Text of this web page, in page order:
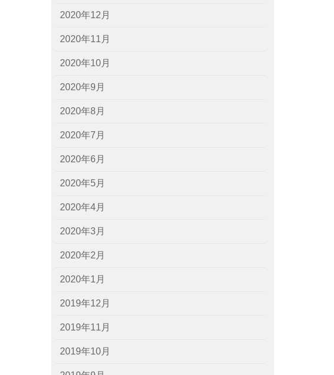
2020年12月
2020年11月
2020年10月
2020年9月
2020年8月
2020年7月
2020年6月
2020年5月
2020年4月
2020年3月
2020年2月
2020年1月
2019年12月
2019年11月
2019年10月